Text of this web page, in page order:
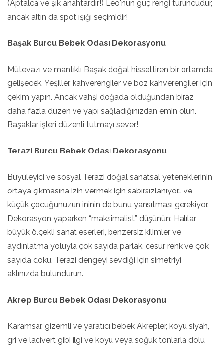
(Aptalca ve şık anahtardır!) Leo'nun güç rengi turuncudur,
ancak altın da spot ışığı seçimidir!
Başak Burcu Bebek Odası Dekorasyonu
Mütevazı ve mantıklı Başak doğal hissettiren bir ortamda
gelişecek. Yeşiller, kahverengiler ve boz kahverengiler için
çekim yapın. Ancak vahşi doğada olduğundan biraz
daha fazla düzen ve yapı sağladığınızdan emin olun.
Başaklar işleri düzenli tutmayı sever!
Terazi Burcu Bebek Odası Dekorasyonu
Büyüleyici ve sosyal Terazi doğal sanatsal yeteneklerinin
ortaya çıkmasına izin vermek için sabırsızlanıyor… ve
küçük çocuğunuzun ininin de bunu yansıtması gerekiyor.
Dekorasyon yaparken “maksimalist” düşünün: Halılar,
büyük ölçekli sanat eserleri, benzersiz kilimler ve
aydınlatma yoluyla çok sayıda parlak, cesur renk ve çok
sayıda doku. Terazi dengeyi sevdiği için simetriyi
aklınızda bulundurun.
Akrep Burcu Bebek Odası Dekorasyonu
Karamsar, gizemli ve yaratıcı bebek Akrepler, koyu siyah,
gri ve lacivert gibi ilgi ve koyu veya soğuk tonlarla dolu